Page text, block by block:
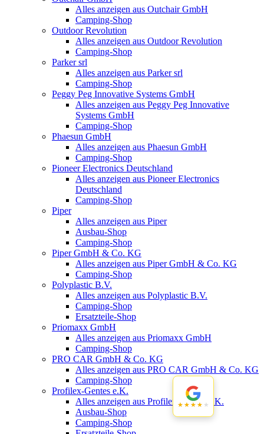
Alles anzeigen aus Outchair GmbH
Camping-Shop
Outdoor Revolution
Alles anzeigen aus Outdoor Revolution
Camping-Shop
Parker srl
Alles anzeigen aus Parker srl
Camping-Shop
Peggy Peg Innovative Systems GmbH
Alles anzeigen aus Peggy Peg Innovative
Systems GmbH
Camping-Shop
Phaesun GmbH
Alles anzeigen aus Phaesun GmbH
Camping-Shop
Pioneer Electronics Deutschland
Alles anzeigen aus Pioneer Electronics
Deutschland
Camping-Shop
Piper
Alles anzeigen aus Piper
Ausbau-Shop
Camping-Shop
Piper GmbH & Co. KG
Alles anzeigen aus Piper GmbH & Co. KG
Camping-Shop
Polyplastic B.V.
Alles anzeigen aus Polyplastic B.V.
Camping-Shop
Ersatzteile-Shop
Priomaxx GmbH
Alles anzeigen aus Priomaxx GmbH
Camping-Shop
PRO CAR GmbH & Co. KG
Alles anzeigen aus PRO CAR GmbH & Co. KG
Camping-Shop
Profilex-Gentes e.K.
Alles anzeigen aus Profilex-Gentes e.K.
Ausbau-Shop
Camping-Shop
★★★★★
★★★★★